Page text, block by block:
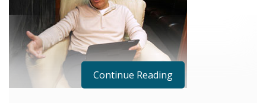
Continue Reading